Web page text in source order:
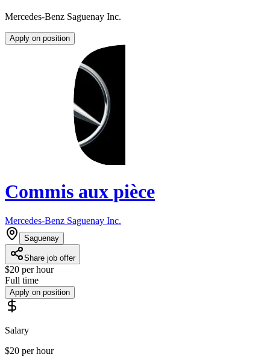
Mercedes-Benz Saguenay Inc.
Apply on position
Commis aux pièce
Mercedes-Benz Saguenay Inc.
Saguenay
Share job offer
$20 per hour
Full time
Apply on position
Salary
$20 per hour